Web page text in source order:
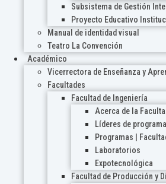
Subsistema de Gestión
Proyecto Educativo
Manual de identidad visual
Teatro La Convención
Académico
Vicerrectora de Enseñanza y
Facultades
Facultad de Ingeniería
Acerca de la
Líderes de programa
Programas |
Laboratorios
Expotecnológica
Facultad de Producción y